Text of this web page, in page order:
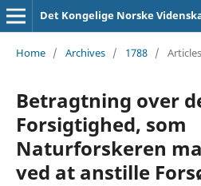
Det Kongelige Norske
Home / Archives / 1788 / Articles
Betragtning over
Forsigtighed, som
Naturforskeren
ved at anstille